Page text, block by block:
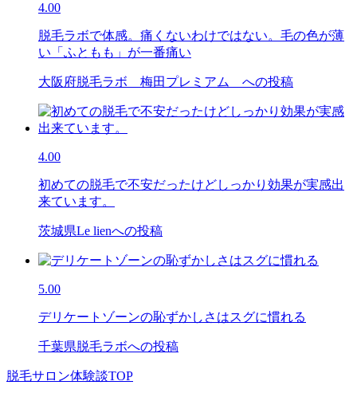
4.00
脱毛ラボで体感。痛くないわけではない。毛の色が薄
い「ふともも」が一番痛い
大阪府脱毛ラボ 梅田プレミアム への投稿
4.00
初めての脱毛で不安だったけどしっかり効果が実感出
来ています。
茨城県Le lienへの投稿
5.00
デリケートゾーンの恥ずかしさはスグに慣れる
千葉県脱毛ラボへの投稿
脱毛サロン体験談TOP